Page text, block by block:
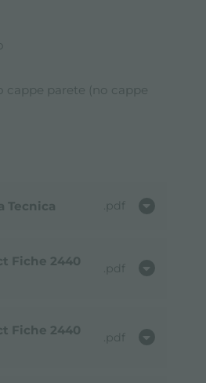
Tecnica pdf
Fiche 2440
pdf
Fiche 2440
pdf
cappe parete (no cappe